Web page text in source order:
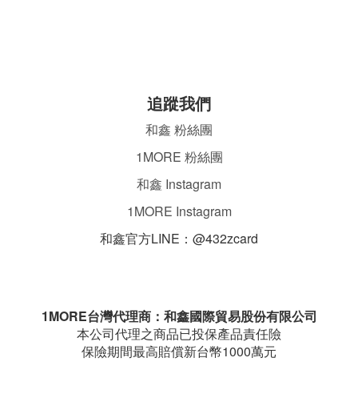
追蹤我們
和鑫 粉絲團
1MORE 粉絲團
和鑫 Instagram
1MORE Instagram
和鑫官方LINE：@432zcard
1MORE台灣代理商：和鑫國際貿易股份有限公司
本公司代理之商品已投保產品責任險
保險期間最高賠償新台幣1000萬元